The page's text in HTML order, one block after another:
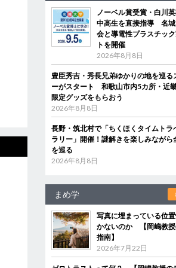
ノーベル賞受賞・白川
中高生を直接指導 名城
会と導電性プラスチッ
トを開催
2026年8月8日
豊臣秀吉・秀長兄弟ゆかりの地を巡る
ーがスタート 和歌山市内5カ所・近
限定グッズをもらおう
2026年8月8日
長野・筑北村で「ちくほくタイムトラ
ラリー」開催！謎解きを楽しみながら
を巡る
2026年8月8日
まめ学
写真に埋まっている位
かないのか 【岡嶋教授
指南】
2026年7月22日